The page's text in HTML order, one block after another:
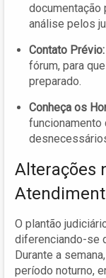
documentação
análise pelos
Contato Prévio:
fórum, para
preparado.
Conheça os
funcionamento
Alterações
O plantão
diferenciando-se
Durante a
período noturno,